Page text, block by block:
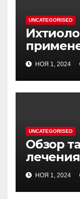
UNCATEGORISED
НОЯ 1, 2024
UNCATEGORISED
Обзор
НОЯ 1, 2024